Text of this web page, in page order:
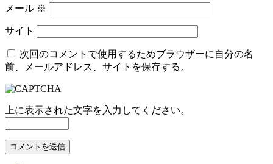
メール ※
サイト
次回のコメントで使用するためブラウザーに自分の名
前、メールアドレス、サイトを保存する。
上に表示された文字を入力してください。